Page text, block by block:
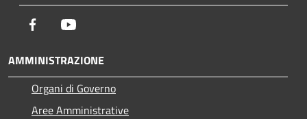
Facebook
AMMINISTRAZIONE
Organi di Governo
Aree Amministrative